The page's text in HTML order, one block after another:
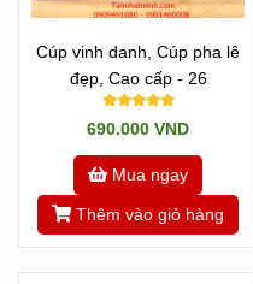
Cúp vinh danh, Cúp pha lê
đẹp, Cao cấp - 26
690.000 VND
Mua ngay
Thêm vào giỏ hàng